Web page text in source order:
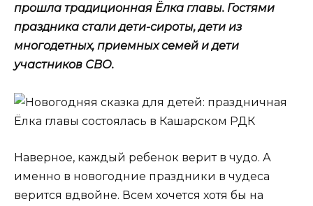
прошла традиционная Ёлка главы. Гостями
праздника стали дети-сироты, дети из
многодетных, приемных семей и дети
участников СВО.
Наверное, каждый ребенок верит в чудо. А
именно в новогодние праздники в чудеса
верится вдвойне. Всем хочется хотя бы на